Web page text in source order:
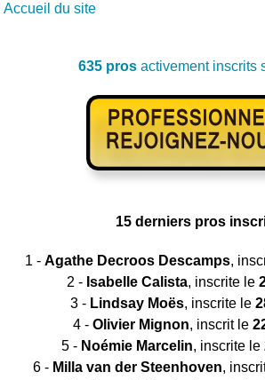
Accueil du site
635 prosactivement inscrits
15 derniers pros
1 - Agathe Decroos Descamps,
2 - Isabelle Calista, inscrite le
3 - Lindsay Moës, inscrite le
4 - Olivier Mignon, inscrit le
5 - Noémie Marcelin, inscrite le
6 - Milla van der Steenhoven,